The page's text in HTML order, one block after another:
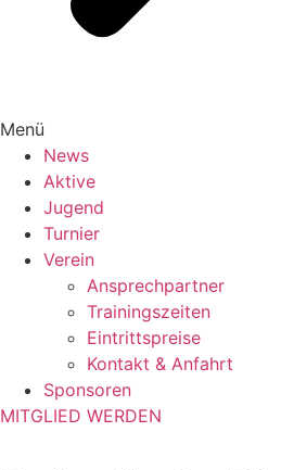
Menü
News
Aktive
Jugend
Turnier
Verein
Ansprechpartner
Trainingszeiten
Eintrittspreise
Kontakt & Anfahrt
Sponsoren
MITGLIED WERDEN